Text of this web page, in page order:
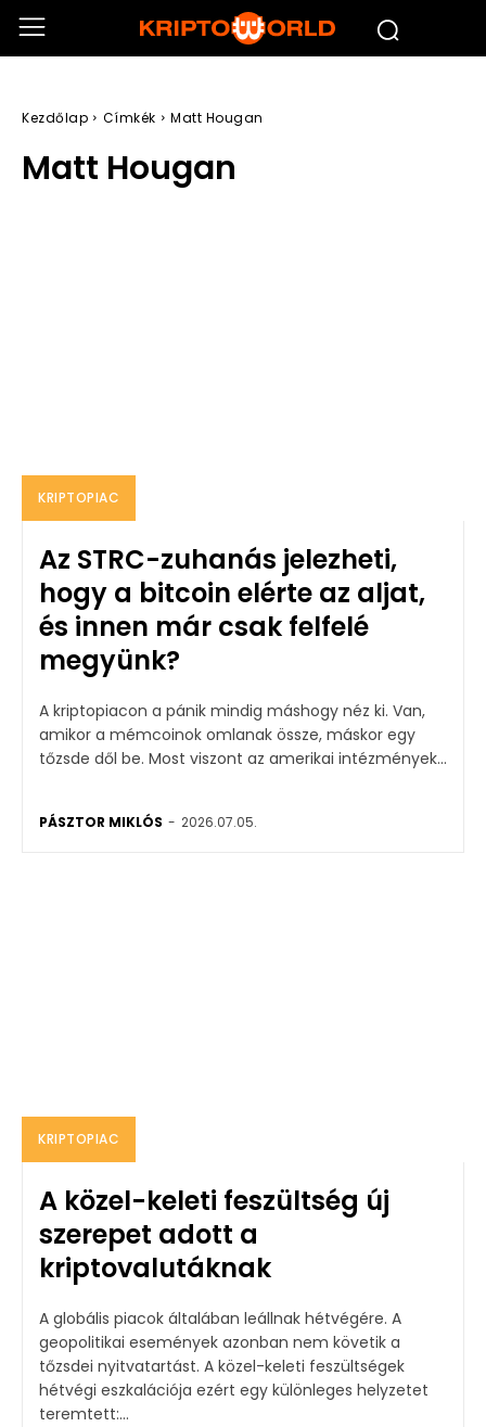
Kezdőlap Címkék Matt Hougan
Matt Hougan
KRIPTOPIAC
Az STRC-zuhanás jelezheti,
hogy a bitcoin elérte az aljat,
és innen már csak felfelé
megyünk?
A kriptopiacon a pánik mindig máshogy néz ki. Van,
amikor a mémcoinok omlanak össze, máskor egy
tőzsde dől be. Most viszont az amerikai intézmények...
PÁSZTOR MIKLÓS - 2026.07.05.
KRIPTOPIAC
A közel-keleti feszültség új
szerepet adott a
kriptovalutáknak
A globális piacok általában leállnak hétvégére. A
geopolitikai események azonban nem követik a
tőzsdei nyitvatartást. A közel-keleti feszültségek
hétvégi eszkalációja ezért egy különleges helyzetet
teremtett:...